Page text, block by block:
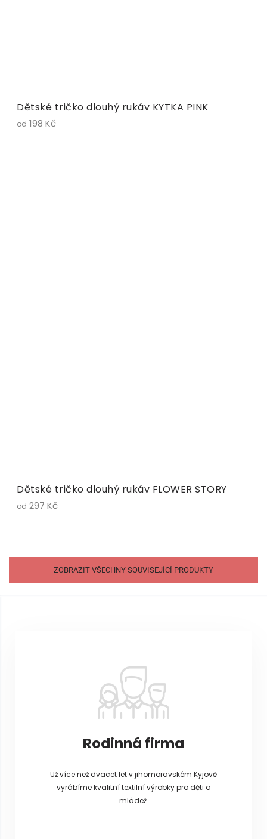
Dětské tričko dlouhý rukáv KYTKA PINK
od 198 Kč
Dětské tričko dlouhý rukáv FLOWER STORY
od 297 Kč
ZOBRAZIT VŠECHNY SOUVISEJÍCÍ PRODUKTY
Rodinná firma
Už více než dvacet let v jihomoravském Kyjově
vyrábíme kvalitní textilní výrobky pro děti a
mládež.